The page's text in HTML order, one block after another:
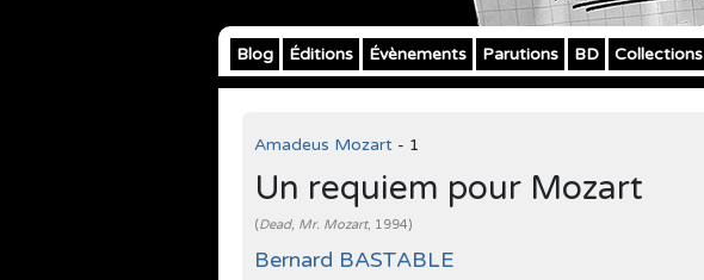
Blog Éditions Évènements Parutions BD Collections
Amadeus Mozart - 1
Un requiem pour Mozart
(Dead, Mr. Mozart, 1994)
Bernard BASTABLE